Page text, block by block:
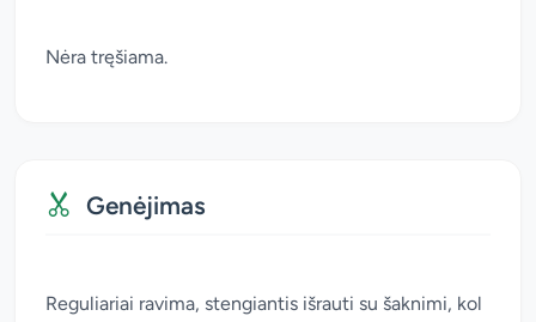
Nėra tręšiama.
Genėjimas
Reguliariai ravima, stengiantis išrauti su šaknimi, kol